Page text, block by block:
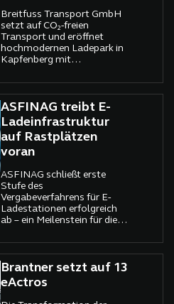
Breitfuss Transport GmbH
setzt auf CO₂‑freien
Transport und eröffnet
hochmodernen Ladepark in
Kapfenberg mit
emobil.
ASFINAG treibt E-
Ladeinfrastruktur
auf Rastplätzen
voran
ASFINAG schließt erste
Stufe des
Vergabeverfahrens für E-
Ladestationen erfolgreich
ab – ein Meilenstein für die
Brantner setzt auf 13
eActros